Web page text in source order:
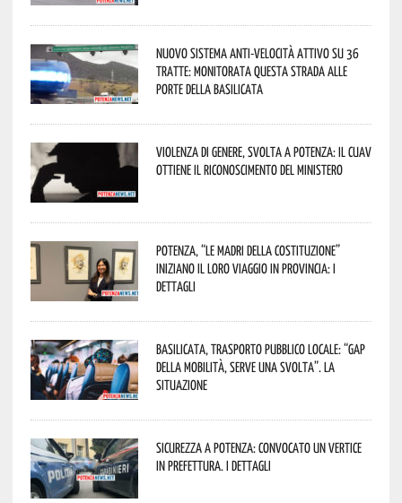
Nuovo sistema anti-velocità attivo su 36
tratte: monitorata questa strada alle
porte della Basilicata
Violenza di genere, svolta a Potenza: il CUAV
ottiene il riconoscimento del Ministero
Potenza, “Le Madri della Costituzione”
iniziano il loro viaggio in provincia: i
dettagli
Basilicata, trasporto pubblico locale: “Gap
della mobilità, serve una svolta”. La
situazione
Sicurezza a Potenza: convocato un vertice
in Prefettura. I dettagli